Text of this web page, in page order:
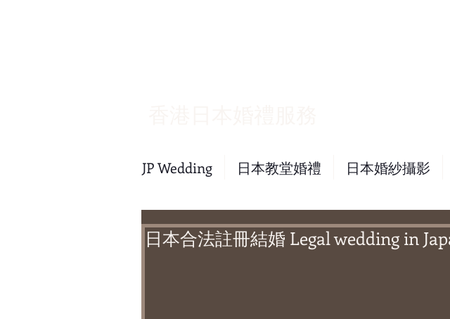
JP Wedding 日本教堂婚禮 日本婚紗攝影
日本合法註冊結婚 Legal wedding in